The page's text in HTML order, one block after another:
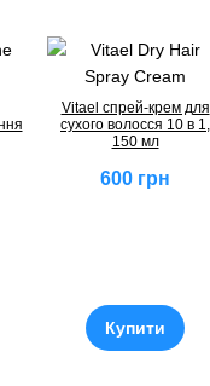
Vitael спрей-крем для
сухого волосся 10 в 1,
150 мл
600 грн
Купити